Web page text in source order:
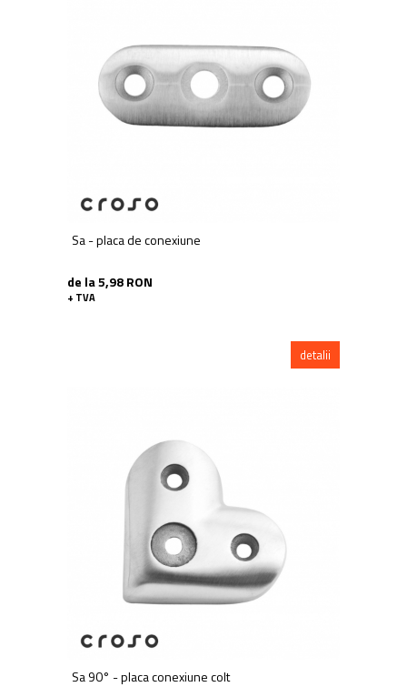
Sa - placa de conexiune
de la 5,98 RON
+ TVA
detalii
Sa 90° - placa conexiune colt